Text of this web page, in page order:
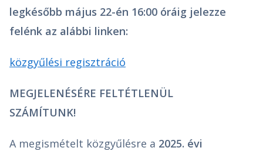
legkésőbb május 22-én 16:00 óráig jelezze
felénk az alábbi linken:
közgyűlési regisztráció
MEGJELENÉSÉRE FELTÉTLENÜL
SZÁMÍTUNK!
A megismételt közgyűlésre a 2025. évi